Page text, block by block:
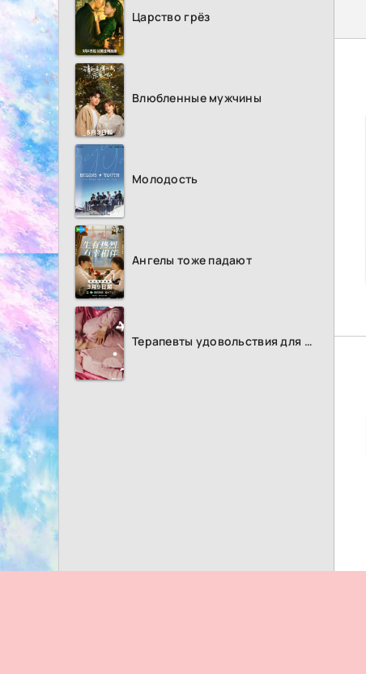
Царство грёз
Влюбленные мужчины
Молодость
Ангелы тоже падают
Терапевты удовольствия для женщин